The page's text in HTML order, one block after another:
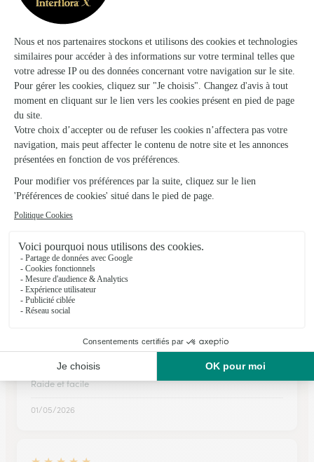
Ils ont fait livrer des fleurs ou une plante à
★ ★ ★ ★ ★
Facilité efficacité
20/05/2026
★ ★ ★ ★ ★
Efficacité rapidité
Efficacité rapidité. Service de qualité qui tient ses promesses.
Toujours un plaisir et ravissement pour les personnes qui les
reçoivent. Merci encore pour votre sérieux.
07/06/2026
★
Raide et facile
Raide et facile
01/05/2026